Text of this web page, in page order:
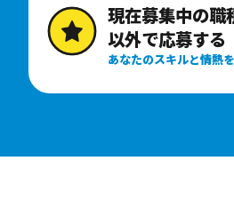
現在募集中の職
以外で応募する
あなたのスキルと情熱